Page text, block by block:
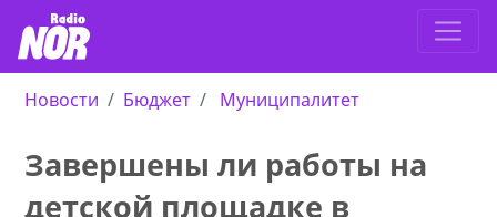
Новости Бюджет Муниципалитет
Завершены ли работы на
детской площадке в